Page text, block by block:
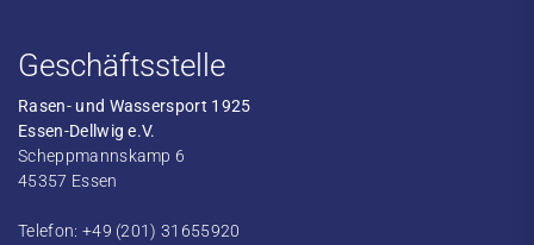
Geschäftsstelle
Rasen- und Wassersport 1925
Essen-Dellwig e.V.
Scheppmannskamp 6
45357 Essen
Telefon: +49 (201) 31655920